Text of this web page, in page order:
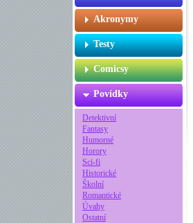
Akronymy
Testy
Comicsy
Povídky
Detektivní
Fantasy
Humorné
Horory
Sci-fi
Historické
Školní
Romantické
Úvahy
Ostatní